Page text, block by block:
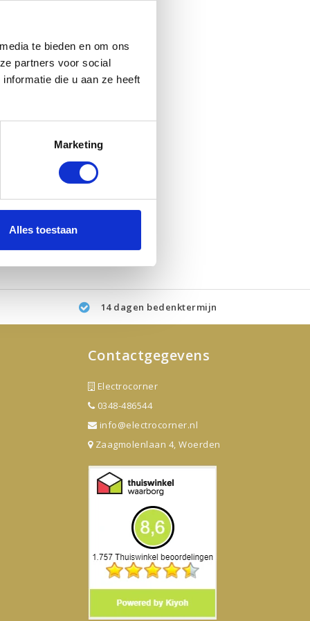
te bieden en om ons
partners voor social
die u aan ze heeft
Marketing
Alles toestaan
14 dagen bedenktermijn
Contactgegevens
Electrocorner
0348-486544
info@electrocorner.nl
Zaagmolenlaan 4, Woerden